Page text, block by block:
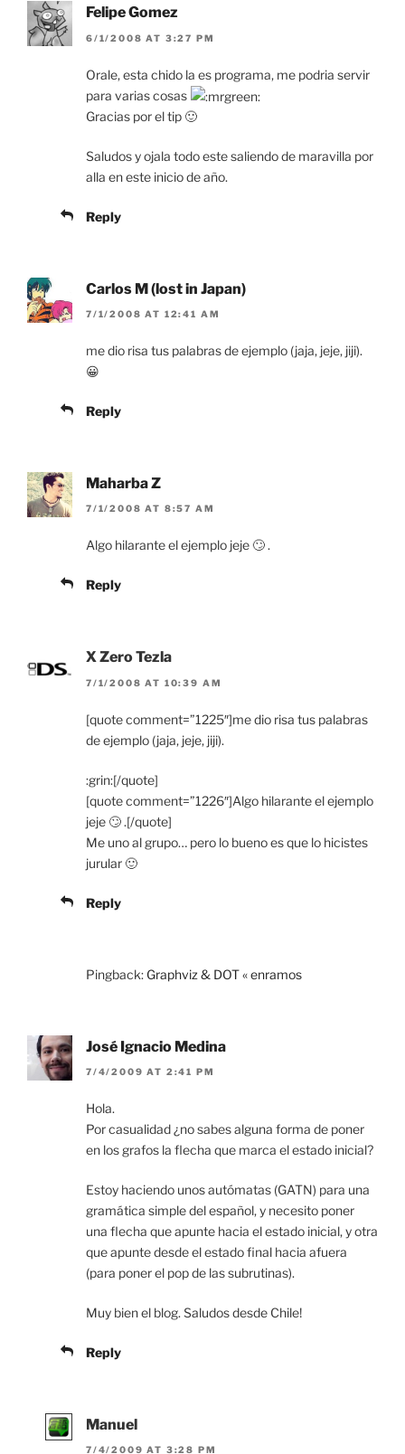
Felipe Gomez
6/1/2008 AT 3:27 PM
Orale, esta chido la es programa, me podria servir
para varias cosas
Gracias por el tip 🙂
Saludos y ojala todo este saliendo de maravilla por
alla en este inicio de año.
Reply
Carlos M (lost in Japan)
7/1/2008 AT 12:41 AM
me dio risa tus palabras de ejemplo (jaja, jeje, jiji).
😀
Reply
Maharba Z
7/1/2008 AT 8:57 AM
Algo hilarante el ejemplo jeje 🙄 .
Reply
X Zero Tezla
7/1/2008 AT 10:39 AM
[quote comment=”1225″]me dio risa tus palabras
de ejemplo (jaja, jeje, jiji).
:grin:[/quote]
[quote comment=”1226″]Algo hilarante el ejemplo
jeje 🙄 .[/quote]
Me uno al grupo… pero lo bueno es que lo hicistes
jurular 🙂
Reply
Pingback: Graphviz & DOT « enramos
José Ignacio Medina
7/4/2009 AT 2:41 PM
Hola.
Por casualidad ¿no sabes alguna forma de poner
en los grafos la flecha que marca el estado inicial?
Estoy haciendo unos autómatas (GATN) para una
gramática simple del español, y necesito poner
una flecha que apunte hacia el estado inicial, y otra
que apunte desde el estado final hacia afuera
(para poner el pop de las subrutinas).
Muy bien el blog. Saludos desde Chile!
Reply
Manuel
7/4/2009 AT 3:28 PM